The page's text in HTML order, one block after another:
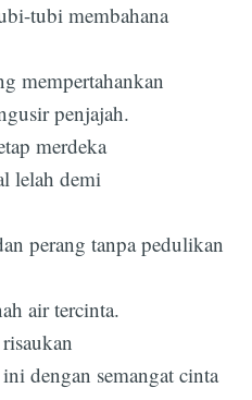
tubi membahana
mempertahankan
penjajah.
merdeka
lelah demi
perang tanpa pedulikan
air tercinta.
dengan semangat cinta